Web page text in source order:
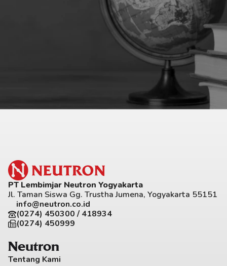
PT Lembimjar Neutron Yogyakarta
Jl. Taman Siswa Gg. Trustha Jumena, Yogyakarta 55151
info@neutron.co.id
(0274) 450300 / 418934
(0274) 450999
Neutron
Tentang Kami